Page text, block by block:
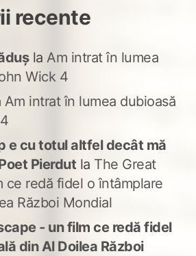
recente
la Am intrat în lumea
Wick 4
Am intrat în lumea dubioasă
e cu totul altfel decât mă
Pierdut la The Great
ce redă fidel o întâmplare
Război Mondial
- un film ce redă fidel
din Al Doilea Război